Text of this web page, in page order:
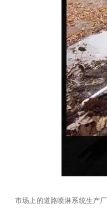
市场上的道路喷淋系统生产